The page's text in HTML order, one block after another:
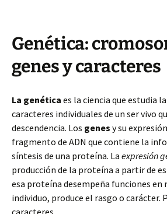
Genética:
genes y caracteres
La genética es la ciencia que estudia
caracteres individuales de un ser vivo
descendencia. Los genes y su
fragmento de ADN que contiene la
síntesis de una proteína. La expresión
producción de la proteína a partir de
esa proteína desempeña funciones en
individuo, produce el rasgo o carácter.
caracteres